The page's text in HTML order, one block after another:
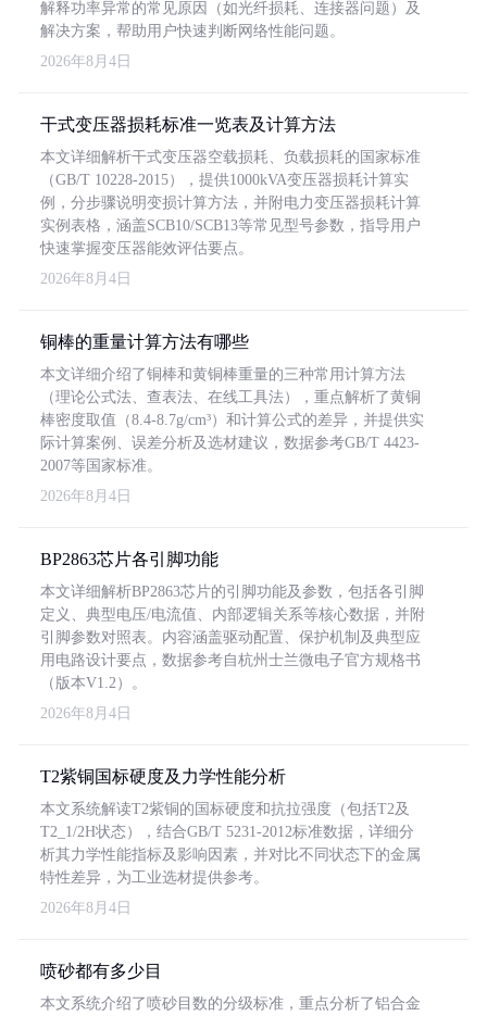
解释功率异常的常见原因（如光纤损耗、连接器问题）及
解决方案，帮助用户快速判断网络性能问题。
2026年8月4日
干式变压器损耗标准一览表及计算方法
本文详细解析干式变压器空载损耗、负载损耗的国家标准
（GB/T 10228-2015），提供1000kVA变压器损耗计算实
例，分步骤说明变损计算方法，并附电力变压器损耗计算
实例表格，涵盖SCB10/SCB13等常见型号参数，指导用户
快速掌握变压器能效评估要点。
2026年8月4日
铜棒的重量计算方法有哪些
本文详细介绍了铜棒和黄铜棒重量的三种常用计算方法
（理论公式法、查表法、在线工具法），重点解析了黄铜
棒密度取值（8.4-8.7g/cm³）和计算公式的差异，并提供实
际计算案例、误差分析及选材建议，数据参考GB/T 4423-
2007等国家标准。
2026年8月4日
BP2863芯片各引脚功能
本文详细解析BP2863芯片的引脚功能及参数，包括各引脚
定义、典型电压/电流值、内部逻辑关系等核心数据，并附
引脚参数对照表。内容涵盖驱动配置、保护机制及典型应
用电路设计要点，数据参考自杭州士兰微电子官方规格书
（版本V1.2）。
2026年8月4日
T2紫铜国标硬度及力学性能分析
本文系统解读T2紫铜的国标硬度和抗拉强度（包括T2及
T2_1/2H状态），结合GB/T 5231-2012标准数据，详细分
析其力学性能指标及影响因素，并对比不同状态下的金属
特性差异，为工业选材提供参考。
2026年8月4日
喷砂都有多少目
本文系统介绍了喷砂目数的分级标准，重点分析了铝合金